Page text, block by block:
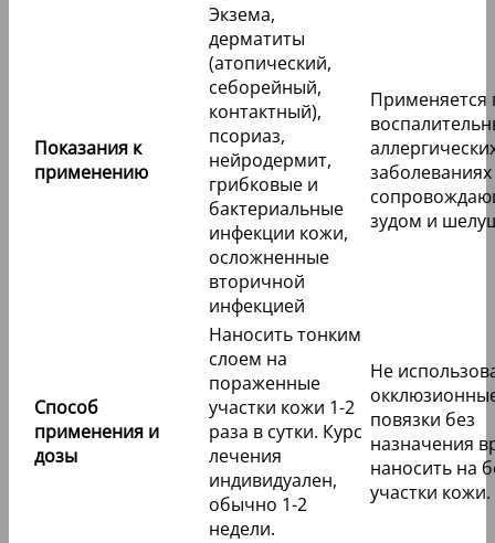
Показания к
применению
Экзема,
дерматиты
(атопический,
себорейный,
контактный),
псориаз,
нейродермит,
грибковые и
бактериальные
инфекции кожи,
осложненные
вторичной
инфекцией
Применяется
зудом и
Способ
применения и
дозы
Наносить тонким
слоем на
пораженные
участки кожи 1-2
раза в сутки. Курс
лечения
индивидуален,
обычно 1-2
недели.
Не
повязки без
назначения
наносить на
участки кожи.